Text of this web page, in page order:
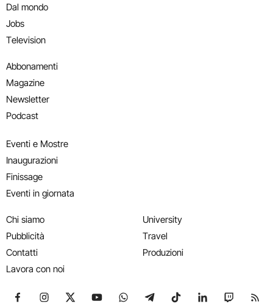
Dal mondo
Jobs
Television
Abbonamenti
Magazine
Newsletter
Podcast
Eventi e Mostre
Inaugurazioni
Finissage
Eventi in giornata
Chi siamo
Pubblicità
Contatti
Lavora con noi
University
Travel
Produzioni
Seguici su Facebook
Seguici su Instagram
Seguici su X
Seguici su YouTube
Seguici su WhatsApp
Seguici su Telegram
Seguici su TikTok
Seguici su
Seguici